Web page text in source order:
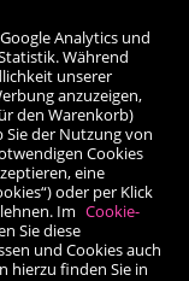
Analytics und
Während
unserer
anzuzeigen,
den Warenkorb)
Sie der Nutzung von
Cookies
eine
oder per Klick
Im Cookie-
Sie diese
und Cookies auch
hierzu finden Sie in